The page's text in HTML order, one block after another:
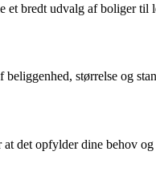
et bredt udvalg af boliger til
størrelse og
det opfylder dine behov og